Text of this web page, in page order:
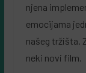
njena
emocijama
našeg tržišta.
neki novi film.